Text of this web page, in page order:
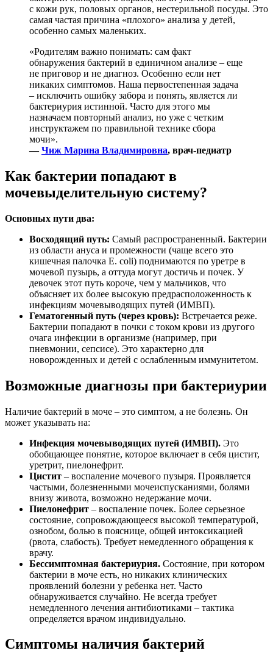
с кожи рук, половых органов, нестерильной посуды. Это
самая частая причина «плохого» анализа у детей,
особенно самых маленьких.
«Родителям важно понимать: сам факт
обнаружения бактерий в единичном анализе – еще
не приговор и не диагноз. Особенно если нет
никаких симптомов. Наша первостепенная задача
– исключить ошибку забора и понять, является ли
бактериурия истинной. Часто для этого мы
назначаем повторный анализ, но уже с четким
инструктажем по правильной технике сбора
мочи».
—Чиж Марина Владимировна, врач-педиатр
Как бактерии попадают в
мочевыделительную систему?
Основных пути два:
Восходящий путь: Самый распространенный. Бактерии
из области ануса и промежности (чаще всего это
кишечная палочка E. coli) поднимаются по уретре в
мочевой пузырь, а оттуда могут достичь и почек. У
девочек этот путь короче, чем у мальчиков, что
объясняет их более высокую предрасположенность к
инфекциям мочевыводящих путей (ИМВП).
Гематогенный путь (через кровь): Встречается реже.
Бактерии попадают в почки с током крови из другого
очага инфекции в организме (например, при
пневмонии, сепсисе). Это характерно для
новорожденных и детей с ослабленным иммунитетом.
Возможные диагнозы при бактериурии
Наличие бактерий в моче – это симптом, а не болезнь. Он
может указывать на:
Инфекция мочевыводящих путей (ИМВП). Это
обобщающее понятие, которое включает в себя цистит,
уретрит, пиелонефрит.
Цистит – воспаление мочевого пузыря. Проявляется
частыми, болезненными мочеиспусканиями, болями
внизу живота, возможно недержание мочи.
Пиелонефрит – воспаление почек. Более серьезное
состояние, сопровождающееся высокой температурой,
ознобом, болью в пояснице, общей интоксикацией
(рвота, слабость). Требует немедленного обращения к
врачу.
Бессимптомная бактериурия. Состояние, при котором
бактерии в моче есть, но никаких клинических
проявлений болезни у ребенка нет. Часто
обнаруживается случайно. Не всегда требует
немедленного лечения антибиотиками – тактика
определяется врачом индивидуально.
Симптомы наличия бактерий